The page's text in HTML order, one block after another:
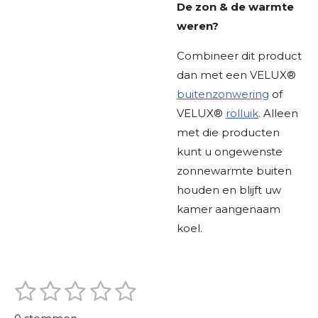
De zon & de warmte
weren?
Combineer dit product
dan met een VELUX®
buitenzonwering of
VELUX® rolluik. Alleen
met die producten
kunt u ongewenste
zonnewarmte buiten
houden en blijft uw
kamer aangenaam
koel.
R
1
2 3 4 5
S